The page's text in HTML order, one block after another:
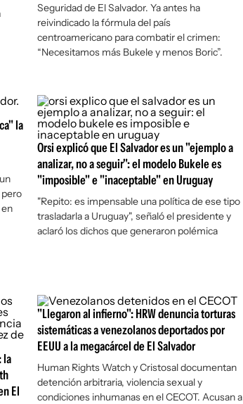
Seguridad de El Salvador. Ya antes ha
reivindicado la fórmula del país
centroamericano para combatir el crimen:
“Necesitamos más Bukele y menos Boric”.
la
Orsi explicó que El Salvador es un "ejemplo a
analizar, no a seguir": el modelo Bukele es
"imposible" e "inaceptable" en Uruguay
"Repito: es impensable una política de ese tipo
trasladarla a Uruguay", señaló el presidente y
aclaró los dichos que generaron polémica
la
El
"Llegaron al infierno": HRW denuncia torturas
sistemáticas a venezolanos deportados por
EEUU a la megacárcel de El Salvador
Human Rights Watch y Cristosal documentan
detención arbitraria, violencia sexual y
condiciones inhumanas en el CECOT. Acusan a